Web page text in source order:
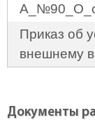
Приказ об
внешнему
Документы